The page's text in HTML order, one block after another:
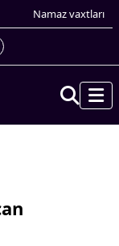
Namaz vaxtları